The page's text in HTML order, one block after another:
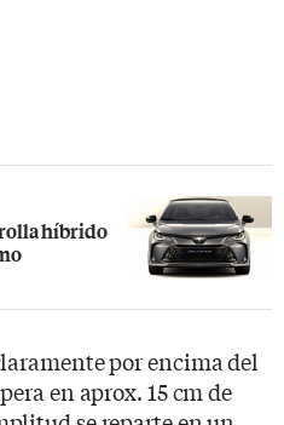
híbrido
por encima del
en aprox. 15 cm de